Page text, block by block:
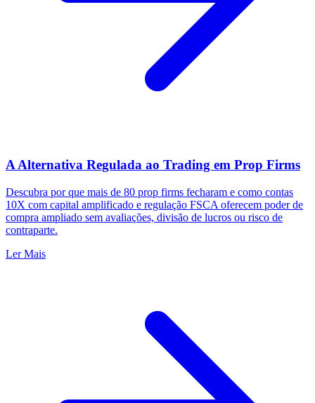
A Alternativa Regulada ao Trading em Prop Firms
Descubra por que mais de 80 prop firms fecharam e como contas
10X com capital amplificado e regulação FSCA oferecem poder de
compra ampliado sem avaliações, divisão de lucros ou risco de
contraparte.
Ler Mais